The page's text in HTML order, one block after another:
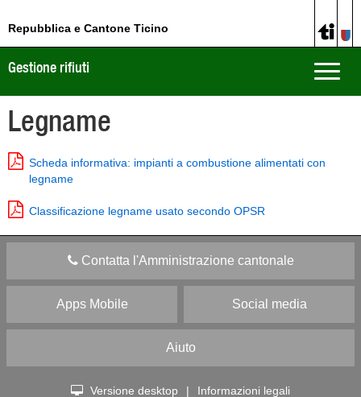
Repubblica e Cantone Ticino
Toggle
Gestione rifiuti
Legname
Scheda informativa: impianti a combustione alimentati con
legname
Classificazione legname usato secondo OPSR
Contatta l'Amministrazione cantonale
Apps Mobile Social media
Aiuto
Versione desktop | Informazioni legali